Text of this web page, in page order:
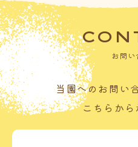
お問い
当園へのお問い
こちらから